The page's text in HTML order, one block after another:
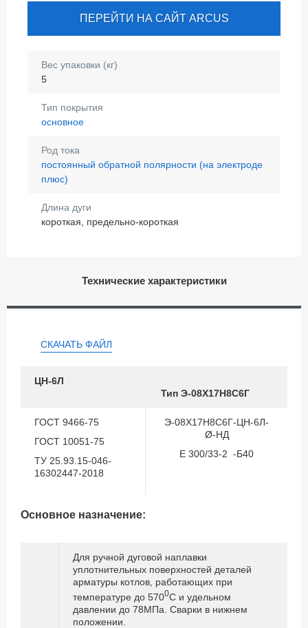
ПЕРЕЙТИ НА САЙТ ARCUS
Вес упаковки (кг)
5
Тип покрытия
основное
Род тока
постоянный обратной полярности (на электроде
плюс)
Длина дуги
короткая, предельно-короткая
Технические характеристики
СКАЧАТЬ ФАЙЛ
ЦН-6Л
Тип Э-08Х17Н8С6Г
ГОСТ 9466-75
ГОСТ 10051-75
ТУ 25.93.15-046-
16302447-2018
Э-08Х17Н8С6Г-ЦН-6Л-
Ø-НД
Е 300/33-2 -Б40
Основное назначение:
Для ручной дуговой наплавки
уплотнительных поверхностей деталей
арматуры котлов, работающих при
температуре до 5700С и удельном
давлении до 78МПа. Сварки в нижнем
положении.